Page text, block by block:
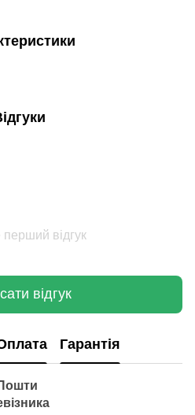
відгук
відгук
Гарантія
з Нової Пошти